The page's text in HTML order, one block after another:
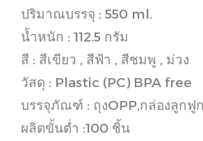
ปริมาณบรรจุ : 550 ml.
น้ำหนัก : 112.5 กรัม
สี : สีเขียว , สีฟ้า , สีชมพู , ม่วง
วัสดุ : Plastic (PC) BPA free
บรรจุภัณฑ์ : ถุงOPP,กล่องลูกฟู
ผลิตขั้นต่ำ :100 ชิ้น